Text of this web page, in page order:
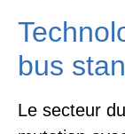
bus
Le secteur